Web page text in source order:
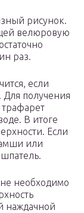
рисунок.
велюровую
раз.
если
Для получения
трафарет
В итоге
Если
или
необходимо
наждачной